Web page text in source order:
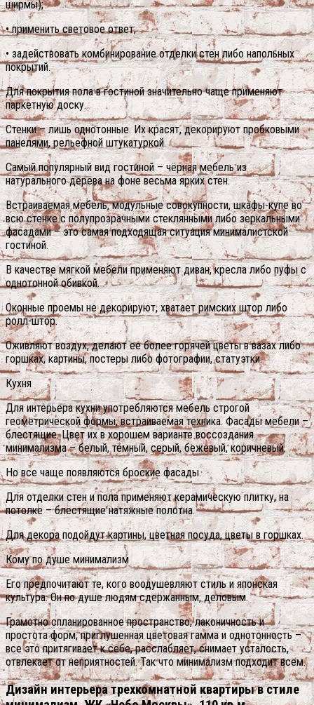
ширмы);
• применить световое ответ;
• задействовать комбинирование отделки стен либо напольных
покрытий.
Для покрытия пола в гостиной значительно чаще применяют
паркетную доску.
Стенки – лишь однотонные. Их красят, декорируют пробковыми
панелями, рельефной штукатуркой.
Самый популярный вид гостиной – чёрная мебель из
натурального дерева на фоне весьма ярких стен.
Встраиваемая мебель, модульные совокупности, шкафы-купе во
всю стенке с полупрозрачными стеклянными либо зеркальными
фасадами – это самая подходящая ситуация минималистской
гостиной.
В качестве мягкой мебели применяют диван, кресла либо пуфы с
однотонной обивкой.
Оконные проемы не декорируют, хватает римских штор либо
ролл-штор.
Оживляют воздух, делают ее более горячей цветы в вазах либо
горшках, картины, постеры либо фотографии, статуэтки.
Кухня
Для интерьера кухни употребляются мебель строгой
геометрической формы, встраиваемая техника. Фасады мебели –
блестящие. Цвет их в хорошем варианте воссоздания
минимализма – белый, тёмный, серый, бежевый, коричневый.
Но все чаще появляются броские фасады.
Для отделки стен и пола применяют керамическую плитку, на
потолке – блестящие натяжные полотна.
Для декора подойдут картины, цветная посуда, цветы в горшках.
Кому по душе минимализм
Его предпочитают те, кого воодушевляют стиль и японская
культура. Он по душе людям сдержанным, деловым.
Грамотно спланированное пространство, лаконичность и
простота форм, приглушенная цветовая гамма и однотонность –
все это притягивает к себе, расслабляет, снимает усталость,
отвлекает от неприятностей. Так что минимализм подходит всем.
Дизайн интерьера трехкомнатной квартиры в стиле